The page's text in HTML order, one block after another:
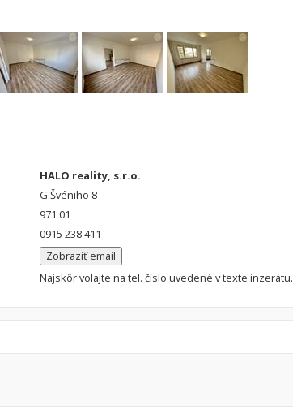
HALO reality, s.r.o.
G.Švéniho 8
971 01
0915 238 411
Zobraziť email
Najskôr volajte na tel. číslo uvedené v texte inzerátu.